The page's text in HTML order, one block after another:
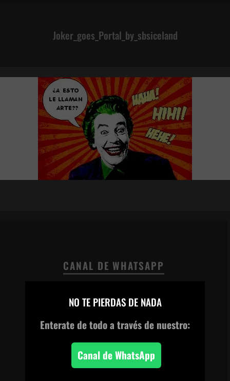
Joker_goes_Portal_by_sbsiceland
CANAL DE WHATSAPP
NO TE PIERDAS DE NADA
Enterate de todoa través de nuestro:
Canal de WhatsApp